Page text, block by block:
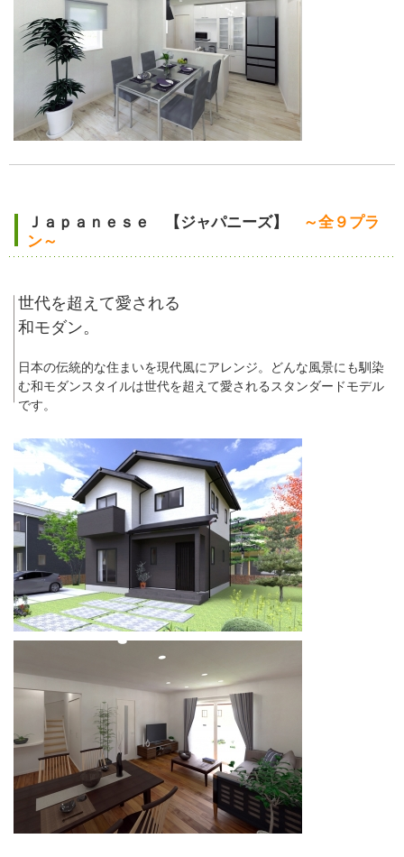
Ｊａｐａｎｅｓｅ 【ジャパニーズ】
～全９プラ
ン～
世代を超えて愛される
和モダン。
日本の伝統的な住まいを現代風にアレンジ。どんな風景にも馴染
む和モダンスタイルは世代を超えて愛されるスタンダードモデル
です。